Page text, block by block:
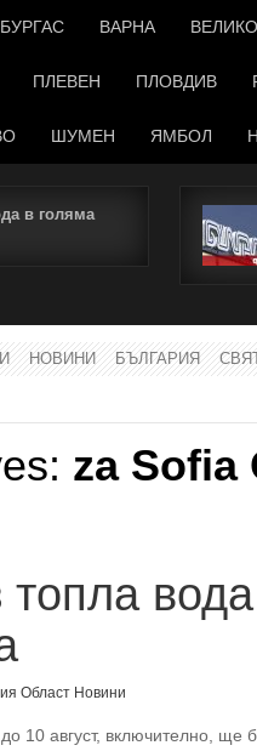
БУРГАС ВАРНА
ПЛЕВЕН ПЛОВДИВ
ШУМЕН ЯМБОЛ
в голяма
НОВИНИ БЪЛГАРИЯ
za Sofia
Област Новини
10 август, включително,